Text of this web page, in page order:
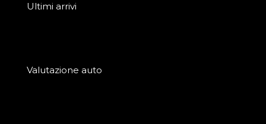
Ultimi arrivi
Valutazione auto